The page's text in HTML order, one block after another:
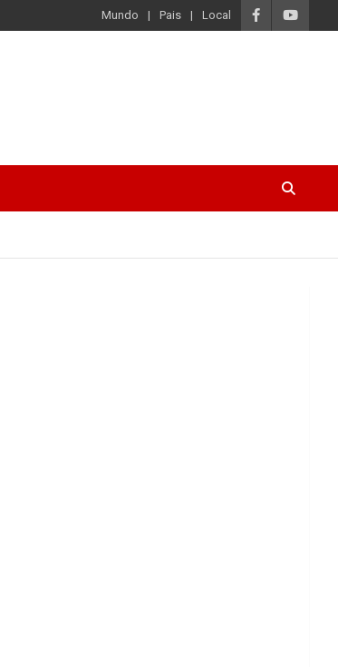
Mundo Pais Local